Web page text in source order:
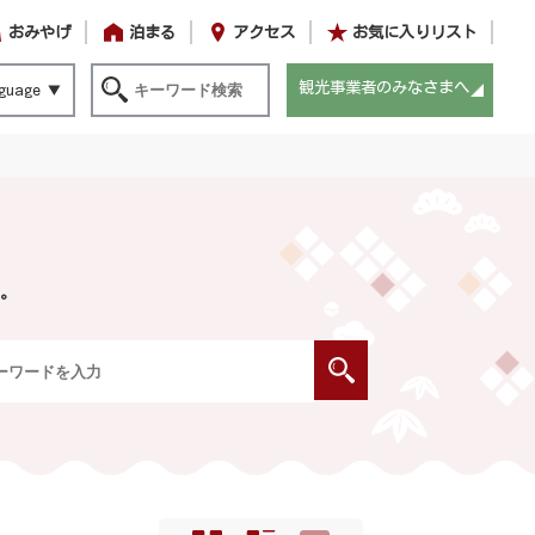
おみやげ 泊まる アクセス お気に入りリスト
観光事業者のみなさまへ